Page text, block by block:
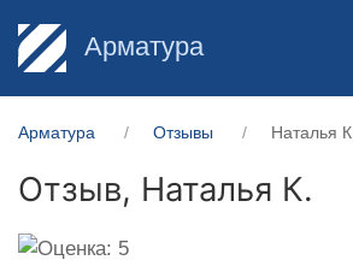
Арматура
Арматура Отзывы Наталья К.
Отзыв, Наталья К.